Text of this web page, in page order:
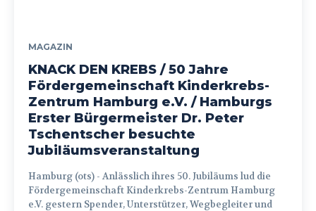
MAGAZIN
KNACK DEN KREBS / 50 Jahre
Fördergemeinschaft Kinderkrebs-
Zentrum Hamburg e.V. / Hamburgs
Erster Bürgermeister Dr. Peter
Tschentscher besuchte
Jubiläumsveranstaltung
Hamburg (ots) - Anlässlich ihres 50. Jubiläums lud die
Fördergemeinschaft Kinderkrebs-Zentrum Hamburg
e.V. gestern Spender, Unterstützer, Wegbegleiter und